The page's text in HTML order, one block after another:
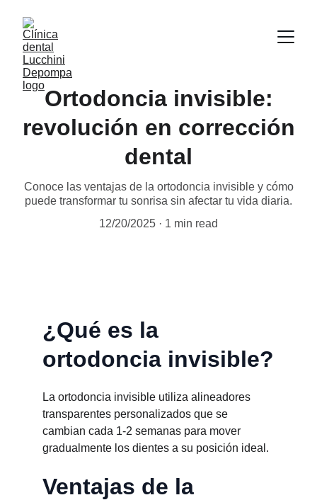
Ortodoncia invisible:
revolución en corrección
dental
Conoce las ventajas de la ortodoncia invisible y cómo
puede transformar tu sonrisa sin afectar tu vida diaria.
12/20/2025
1 min read
¿Qué es la
ortodoncia invisible?
La ortodoncia invisible utiliza alineadores
transparentes personalizados que se
cambian cada 1-2 semanas para mover
gradualmente los dientes a su posición ideal.
Ventajas de la